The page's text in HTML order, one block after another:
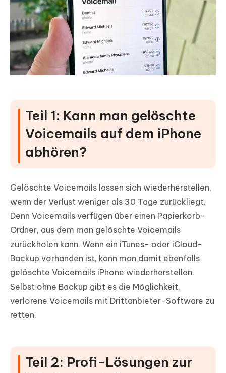
Teil 1: Kann man gelöschte
Voicemails auf dem iPhone
abhören?
Gelöschte Voicemails lassen sich wiederherstellen,
wenn der Verlust weniger als 30 Tage zurückliegt.
Denn Voicemails verfügen über einen Papierkorb-
Ordner, aus dem man gelöschte Voicemails
zurückholen kann. Wenn ein iTunes- oder iCloud-
Backup vorhanden ist, kann man damit ebenfalls
gelöschte Voicemails iPhone wiederherstellen.
Selbst ohne Backup gibt es die Möglichkeit,
verlorene Voicemails mit Drittanbieter-Software zu
retten.
Teil 2: Profi-Lösungen zur